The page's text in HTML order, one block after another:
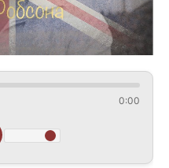
0:00